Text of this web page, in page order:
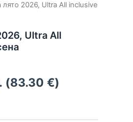
2026, Ultra All inclusive
Ultra All
(83.30 €)